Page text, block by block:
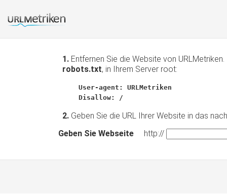
1. Entfernen Sie die Website von
robots.txt, in Ihrem Server root:
User-agent: URLMetriken
Disallow: /
2. Geben Sie die URL Ihrer Website in das
Geben Sie Webseite http://